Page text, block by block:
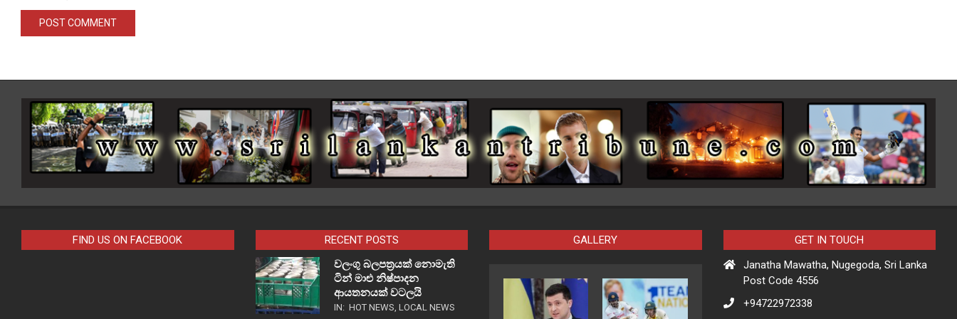
FIND US ON FACEBOOK
RECENT POSTS
වලංගු බලපත්‍රයක් නොමැති
ටින් මාළු නිෂ්පාදන
ආයතනයක් වටලයි
IN: HOT NEWS, LOCAL NEWS
GALLERY
GET IN TOUCH
Janatha Mawatha, Nugegoda, Sri Lanka
Post Code 4556
+94722972338